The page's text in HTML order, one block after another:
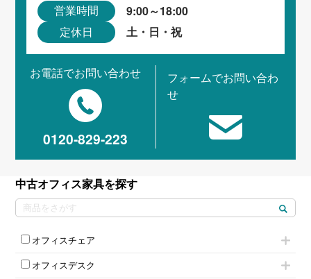
営業時間 9:00～18:00
定休日 土・日・祝
お電話でお問い合わせ
0120-829-223
フォームでお問い合わ
せ
中古オフィス家具を探す
オフィスチェア
肘無しチェア
オフィスデスク